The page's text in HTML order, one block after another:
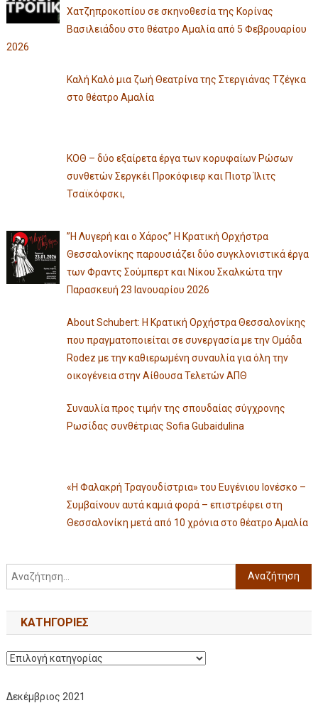
Χατζηπροκοπίου σε σκηνοθεσία της Κορίνας
Βασιλειάδου στο θέατρο Αμαλία από 5 Φεβρουαρίου
2026
Καλή Καλό μια ζωή Θεατρίνα της Στεργιάνας Τζέγκα
στο θέατρο Αμαλία
ΚΟΘ – δύο εξαίρετα έργα των κορυφαίων Ρώσων
συνθετών Σεργκέι Προκόφιεφ και Πιοτρ Ίλιτς
Τσαϊκόφσκι,
”Η Λυγερή και ο Χάρος” Η Κρατική Ορχήστρα
Θεσσαλονίκης παρουσιάζει δύο συγκλονιστικά έργα
των Φραντς Σούμπερτ και Νίκου Σκαλκώτα την
Παρασκευή 23 Ιανουαρίου 2026
About Schubert: Η Κρατική Ορχήστρα Θεσσαλονίκης
που πραγματοποιείται σε συνεργασία με την Ομάδα
Rodez με την καθιερωμένη συναυλία για όλη την
οικογένεια στην Αίθουσα Τελετών ΑΠΘ
Συναυλία προς τιμήν της σπουδαίας σύγχρονης
Ρωσίδας συνθέτριας Sofia Gubaidulina
«Η Φαλακρή Τραγουδίστρια» του Ευγένιου Ιονέσκο –
Συμβαίνουν αυτά καμιά φορά – επιστρέφει στη
Θεσσαλονίκη μετά από 10 χρόνια στο θέατρο Αμαλία
KΑΤΗΓΟΡΊΕΣ
Δεκέμβριος 2021